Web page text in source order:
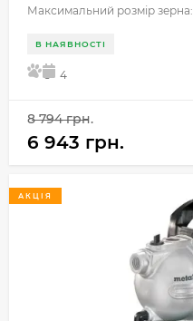
Максимальний розмір зерна:
В НАЯВНОСТІ
5 4
8 794 грн.
6 943 грн.
АКЦІЯ